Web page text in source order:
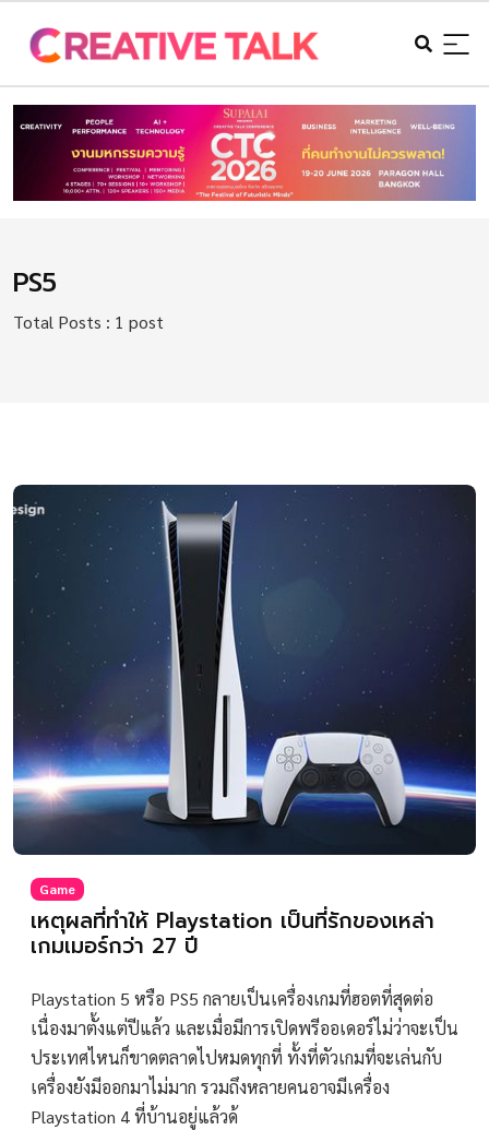
PS5
Total Posts : 1 post
Game
เหตุผลที่ทำให้ Playstation เป็นที่รักของเหล่า
เกมเมอร์กว่า 27 ปี
Playstation 5 หรือ PS5 กลายเป็นเครื่องเกมที่ฮอตที่สุดต่อ
เนื่องมาตั้งแต่ปีแล้ว และเมื่อมีการเปิดพรีออเดอร์ไม่ว่าจะเป็น
ประเทศไหนก็ขาดตลาดไปหมดทุกที่ ทั้งที่ตัวเกมที่จะเล่นกับ
เครื่องยังมีออกมาไม่มาก รวมถึงหลายคนอาจมีเครื่อง
Playstation 4 ที่บ้านอยู่แล้วด้